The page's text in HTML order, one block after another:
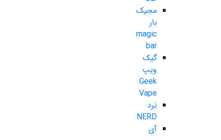
مجیک
بار
magic
bar
گیک
ویپ
Geek
Vape
نِرد
NERD
آی